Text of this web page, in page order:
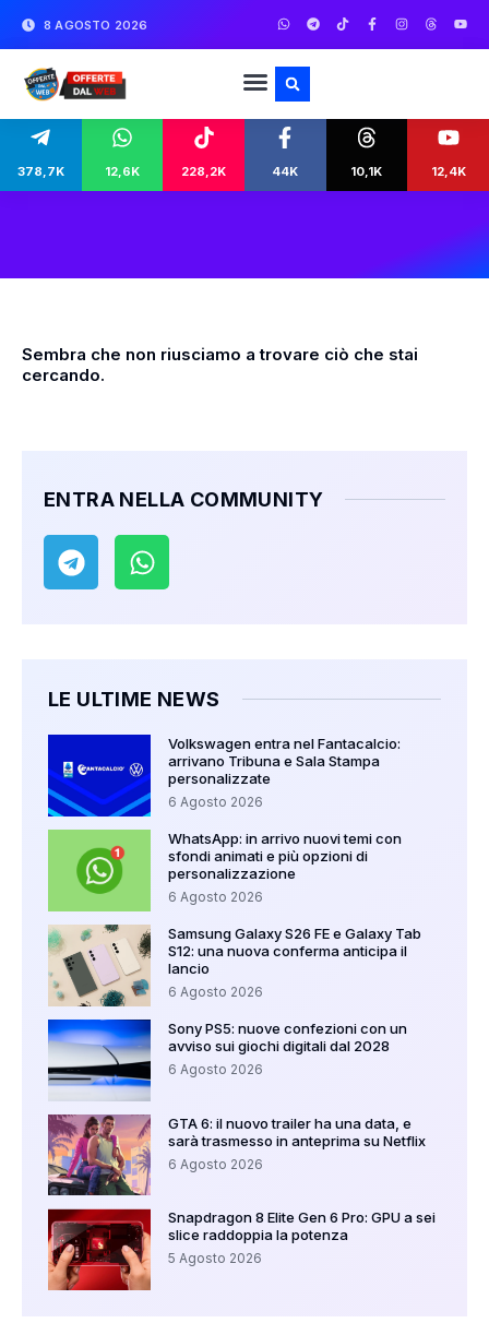
8 AGOSTO 2026
378,7K 12,6K 228,2K 44K 10,1K 12,4K
Sembra che non riusciamo a trovare ciò che stai
cercando.
ENTRA NELLA COMMUNITY
LE ULTIME NEWS
Volkswagen entra nel Fantacalcio:
arrivano Tribuna e Sala Stampa
personalizzate
6 Agosto 2026
WhatsApp: in arrivo nuovi temi con
sfondi animati e più opzioni di
personalizzazione
6 Agosto 2026
Samsung Galaxy S26 FE e Galaxy Tab
S12: una nuova conferma anticipa il
lancio
6 Agosto 2026
Sony PS5: nuove confezioni con un
avviso sui giochi digitali dal 2028
6 Agosto 2026
GTA 6: il nuovo trailer ha una data, e
sarà trasmesso in anteprima su Netflix
6 Agosto 2026
Snapdragon 8 Elite Gen 6 Pro: GPU a sei
slice raddoppia la potenza
5 Agosto 2026